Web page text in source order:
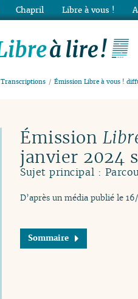
Transcriptions Émission Libre à vous !
Émission
janvier 2024
Sujet principal :
D’après un média publié le
Sommaire
Chapril Libre à vous !